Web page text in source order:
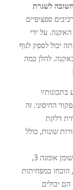
לשגרת
ספציפיים
על ידי
יכול לספק לגוף
להלן כמה
בתכונותיו
החיסוני. זה
דלקת
שונות, כולל
: חומצות שומן אומגה 3,
כמפחיתות
יכולים